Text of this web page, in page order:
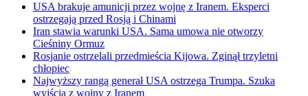
USA brakuje amunicji przez wojnę z Iranem. Eksperci
ostrzegają przed Rosją i Chinami
Iran stawia warunki USA. Sama umowa nie otworzy
Cieśniny Ormuz
Rosjanie ostrzelali przedmieścia Kijowa. Zginął trzyletni
chłopiec
Najwyższy rangą generał USA ostrzega Trumpa. Szuka
wyjścia z wojny z Iranem